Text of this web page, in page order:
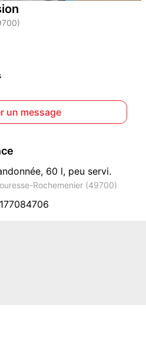
un message
60 l, peu servi.
Rochemenier (49700)